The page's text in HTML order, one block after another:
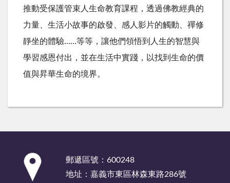
推動受保護管束人生命教育課程，透過佛教經典的
力量、生活小故事的啟發、感人影片的觸動、禪修
靜坐的體驗……等等，讓他們領悟到人生的智慧與
學習感恩付出，並在生活中實踐，以找到生命的價
值與昇華生命的境界。
郵遞區號：600248
地址：嘉義市東區林森東路286號